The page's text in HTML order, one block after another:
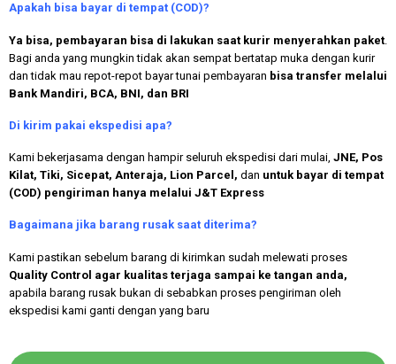
Apakah bisa bayar di tempat (COD)?
Ya bisa, pembayaran bisa di lakukan saat kurir menyerahkan paket
Bagi anda yang mungkin tidak akan sempat bertatap muka dengan kurir
dan tidak mau repot-repot bayar tunai pembayaran bisa transfer melalui
Bank Mandiri, BCA, BNI, dan BRI
Di kirim pakai ekspedisi apa?
Kami bekerjasama dengan hampir seluruh ekspedisi dari mulai, JNE, Pos
Kilat, Tiki, Sicepat, Anteraja, Lion Parcel, dan untuk bayar di tempat
(COD) pengiriman hanya melalui J&T Express
Bagaimana jika barang rusak saat diterima?
Kami pastikan sebelum barang di kirimkan sudah melewati proses
Quality Control agar kualitas terjaga sampai ke tangan anda,
apabila barang rusak bukan di sebabkan proses pengiriman oleh
ekspedisi kami ganti dengan yang baru